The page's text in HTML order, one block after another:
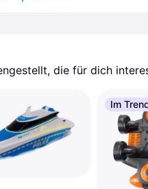
die für dich
Im